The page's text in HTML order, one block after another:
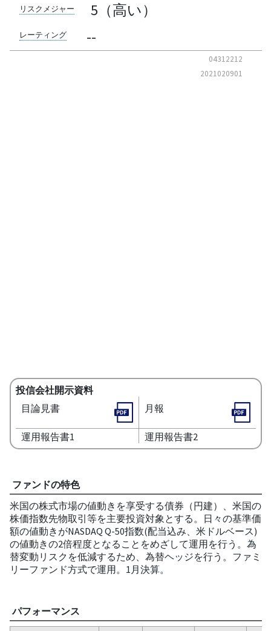
リスクメジャー 5（高い）
レーティング --
04312212
2021020901
投信会社開示資料
目論見書
月報
運用報告書1 運用報告書2
ファンドの特色
米国の株式市場の値動きを享受する債券（円建）、米国の
株価指数先物取引等を主要投資対象とする。日々の基準価
額の値動きがNASDAQ Q-50指数(配当込み、米ドルベース)
の値動きの2倍程度となることをめざして運用を行う。為
替変動リスクを低減するため、為替ヘッジを行う。ファミ
リーファンド方式で運用。1月決算。
パフォーマンス